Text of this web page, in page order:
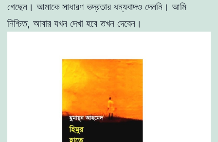
গেছেন । আমাকে সাধারণ ভদ্রতার ধন্যবাদও দেননি । আমি
নিশ্চিত, আবার যখন দেখা হবে তখন দেবেন ।